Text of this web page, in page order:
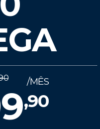
,90
/MÊS